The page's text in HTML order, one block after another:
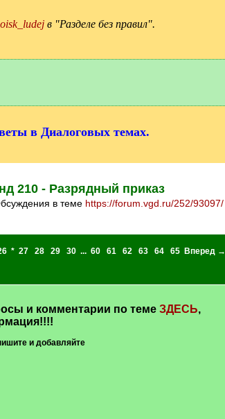
в "Разделе без правил".
в Диалоговых темах.
210 - Разрядный приказ
в теме https://forum.vgd.ru/252/93097/
* 27 28 29 30 ... 60 61 62 63 64 65
Вперед →
и комментарии по теме ЗДЕСЬ,
и добавляйте